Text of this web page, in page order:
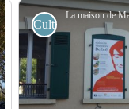
Culturali